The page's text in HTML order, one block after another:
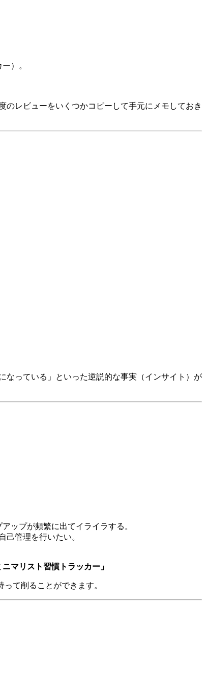
）。
レビューをいくつかコピーして手元にメモしておき
なっている」といった逆説的な事実（インサイト）が
ップが頻繁に出てイライラする。
己管理を行いたい。
マリスト習慣トラッカー」
て削ることができます。